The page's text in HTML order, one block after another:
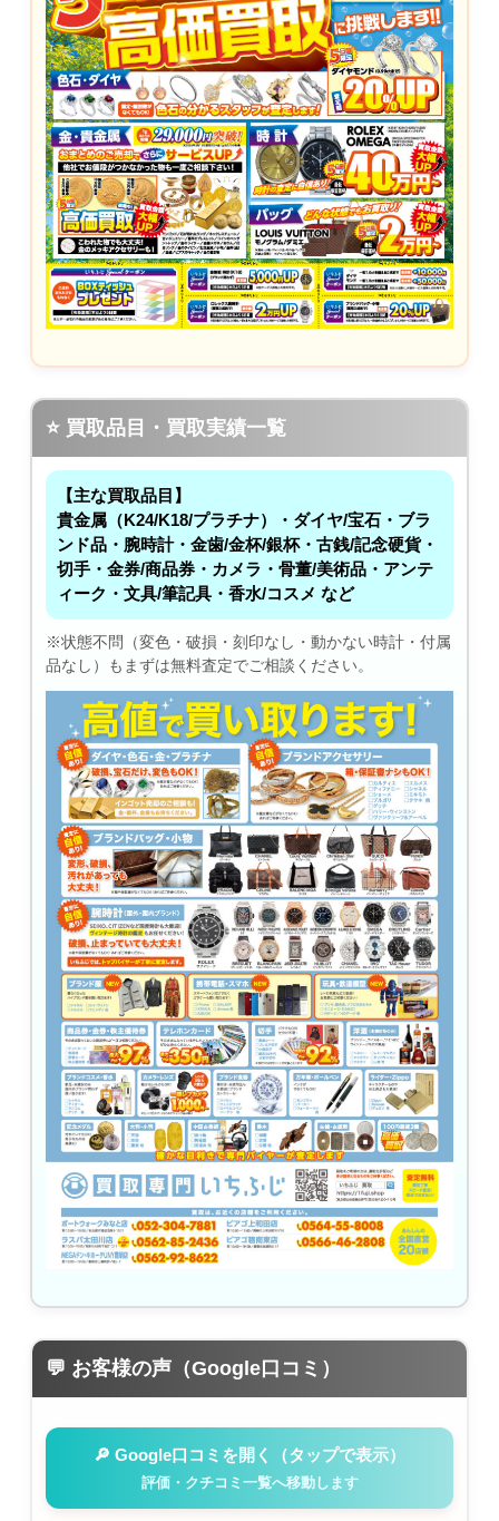
⭐ 買取品目・買取実績一覧
【主な買取品目】
貴金属（K24/K18/プラチナ）・ダイヤ/宝石・ブラ
ンド品・腕時計・金歯/金杯/銀杯・古銭/記念硬貨・
切手・金券/商品券・カメラ・骨董/美術品・アンテ
ィーク・文具/筆記具・香水/コスメ など
※状態不問（変色・破損・刻印なし・動かない時計・付属
品なし）もまずは無料査定でご相談ください。
💬 お客様の声（Google口コミ）
🔎 Google口コミを開く（タップで表示）
評価・クチコミ一覧へ移動します